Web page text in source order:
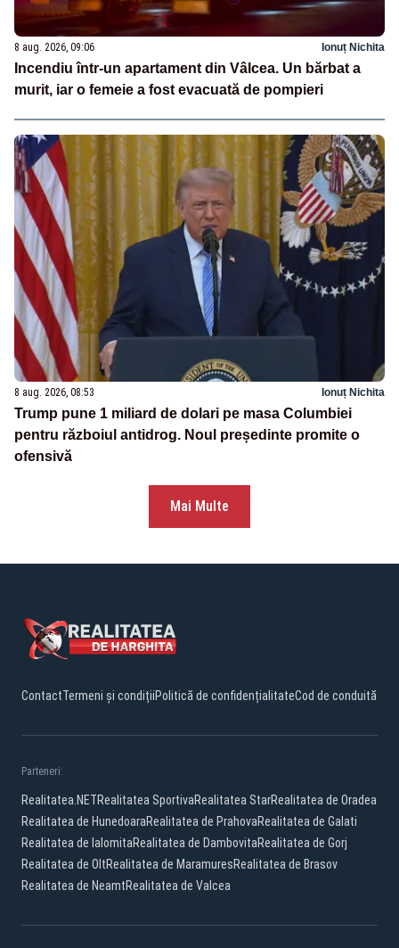
8 aug. 2026, 09:06 Ionuț Nichita
Incendiu într-un apartament din Vâlcea. Un bărbat a
murit, iar o femeie a fost evacuată de pompieri
8 aug. 2026, 08:53 Ionuț Nichita
Trump pune 1 miliard de dolari pe masa Columbiei
pentru războiul antidrog. Noul președinte promite o
ofensivă
Mai Multe
ContactTermeni și condițiiPolitică de confidențialitateCod de conduită
Parteneri:
Realitatea.NETRealitatea SportivaRealitatea StarRealitatea de Oradea
Realitatea de HunedoaraRealitatea de PrahovaRealitatea de Galati
Realitatea de IalomitaRealitatea de DambovitaRealitatea de Gorj
Realitatea de OltRealitatea de MaramuresRealitatea de Brasov
Realitatea de NeamtRealitatea de Valcea